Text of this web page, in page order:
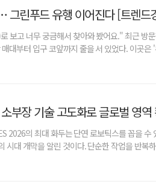
그린푸드 유행 이어진다 [트렌드
보고 너무 궁금해서 찾아와 봤어요." 최근 방
대부터 입구 코앞까지 줄을 서 있었다. 이곳은
부장 기술 고도화로 글로벌 영역
2026의 최대 화두는 단연 로보틱스를 꼽을
시대 개막을 알린 것이다. 단순한 작업을 반복